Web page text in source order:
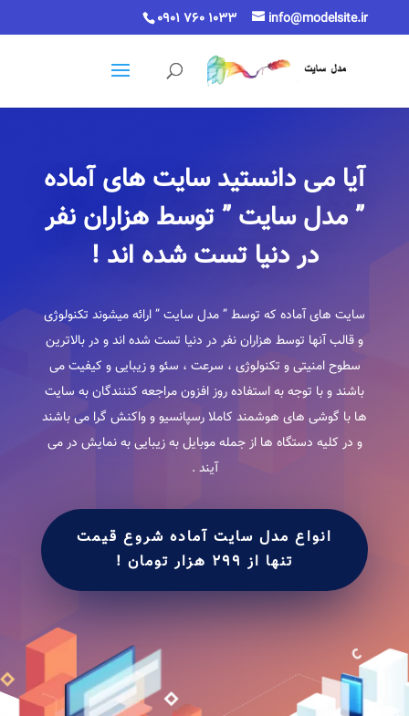
0901 760 1033 info@modelsite.ir
آیا می دانستید سایت های آماده
” مدل سایت ” توسط هزاران نفر
در دنیا تست شده اند !
سایت های آماده که توسط ” مدل سایت ” ارائه میشوند تکنولوژی
و قالب آنها توسط هزاران نفر در دنیا تست شده اند و در بالاترین
سطوح امنیتی و تکنولوژی ، سرعت ، سئو و زیبایی و کیفیت می
باشند و با توجه به استفاده روز افزون مراجعه کننندگان به سایت
ها با گوشی های هوشمند کاملا رسپانسیو و واکنش گرا می باشند
و در کلیه دستگاه ها از جمله موبایل به زیبایی به نمایش در می
آیند .
انواع مدل سایت آماده شروع قیمت
تنها از 299 هزار تومان !